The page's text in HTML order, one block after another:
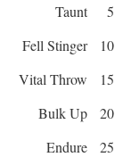
5
Taunt
10
Fell Stinger
15
Vital Throw
20
Bulk Up
25
Endure